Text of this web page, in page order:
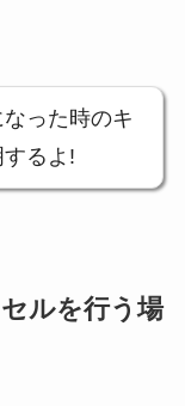
った時のキ
るよ!
ルを行う場